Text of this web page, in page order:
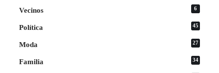
Vecinos 6
Política 45
Moda 27
Familia 34